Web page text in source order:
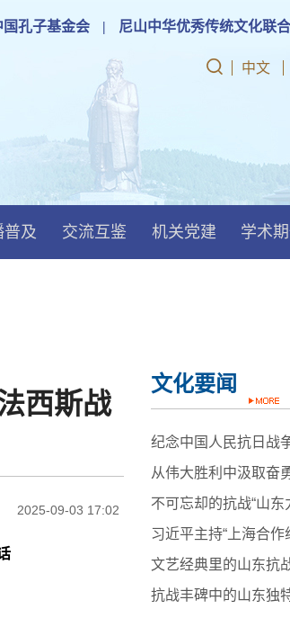
国孔子基金会 | 尼山中华优秀传统文化联
中文
普及 交流互鉴 机关党建 学术期
西斯战
2025-09-03 17:02
文化要闻
不可忘却的抗战“山东
文艺经典里的山东抗
抗战丰碑中的山东独